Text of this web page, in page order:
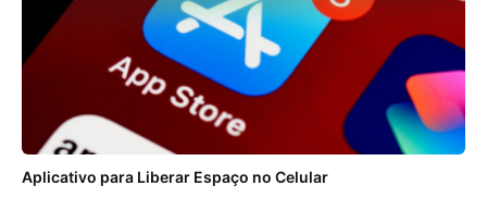
Aplicativo para Liberar Espaço no Celular